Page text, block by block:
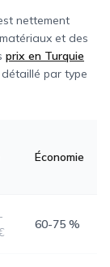
nettement
et des
prix en Turquie
par type
Économie
-
60-75 %